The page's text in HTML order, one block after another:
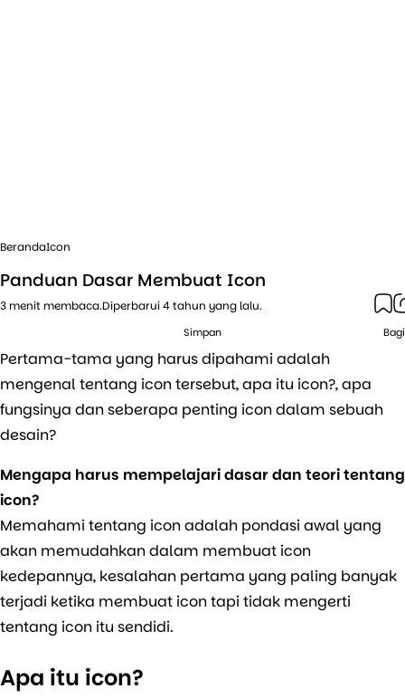
BerandaIcon
Panduan Dasar Membuat Icon
menit membaca.Diperbarui4 tahun yang lalu.
Simpan
Pertama-tama yang harus dipahami adalah
mengenal tentang icon tersebut, apa itu icon?, apa
fungsinya dan seberapa penting icon dalam sebuah
desain?
Mengapa harus mempelajari dasar dan teori tentang
icon?
Memahami tentang icon adalah pondasi awal yang
akan memudahkan dalam membuat icon
kedepannya, kesalahan pertama yang paling banyak
terjadi ketika membuat icon tapi tidak mengerti
tentang icon itu sendidi.
Apa itu icon?